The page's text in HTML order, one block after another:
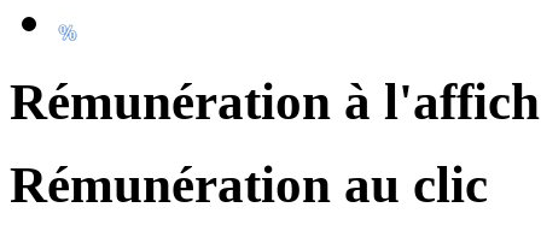
Rémunération à
Rémunération au clic